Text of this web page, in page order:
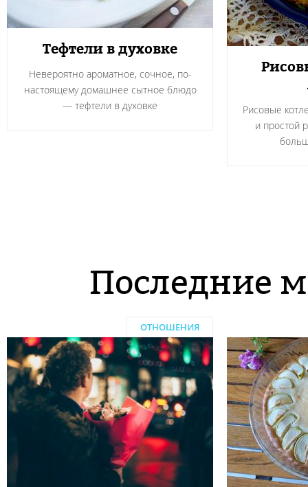
Тефтели в духовке
Невероятно ароматное, сочное, по-
настоящему домашнее сытное блюдо
― тефтели в духовке
Рисовые
и простой
Последние
ОТНОШЕНИЯ